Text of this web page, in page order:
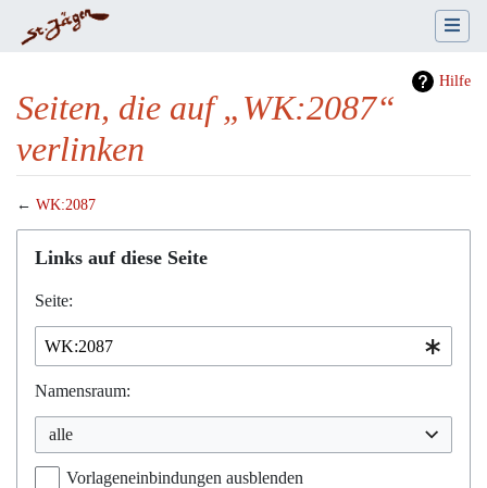
Hilfe
Seiten, die auf „WK:2087“
verlinken
← WK:2087
Wechseln zu:Navigation,Suche
Links auf diese Seite
Seite:
Namensraum:
alle
Vorlageneinbindungen ausblenden